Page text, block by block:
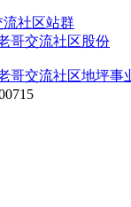
社区站群
哥交流社区股份
哥交流社区地坪事